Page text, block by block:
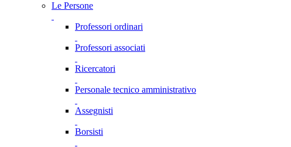
Le Persone
Professori ordinari
Professori associati
Ricercatori
Personale tecnico amministrativo
Assegnisti
Borsisti